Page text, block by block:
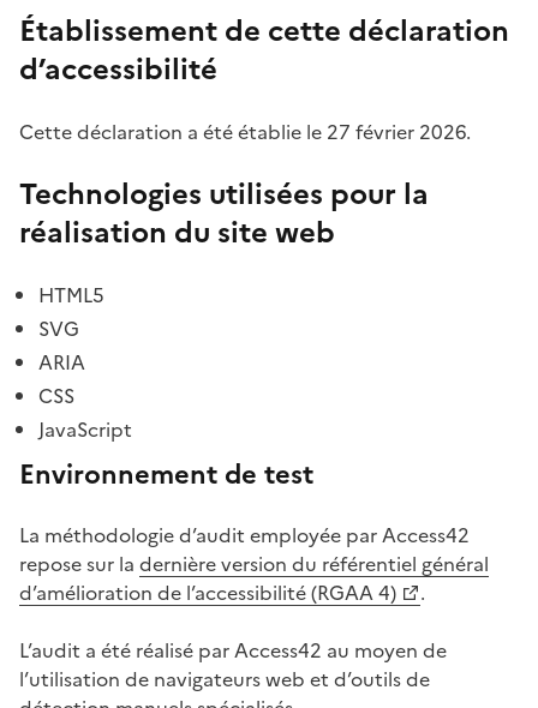
Établissement de cette déclaration
d’accessibilité
Cette déclaration a été établie le 27 février 2026.
Technologies utilisées pour la
réalisation du site web
HTML5
SVG
ARIA
CSS
JavaScript
Environnement de test
La méthodologie d’audit employée par Access42
repose sur la
(Ouvre une nouvelle fenêtre)
dernière version du référentiel général
d’amélioration de l’accessibilité (RGAA 4)
.
L’audit a été réalisé par Access42 au moyen de
l’utilisation de navigateurs web et d’outils de